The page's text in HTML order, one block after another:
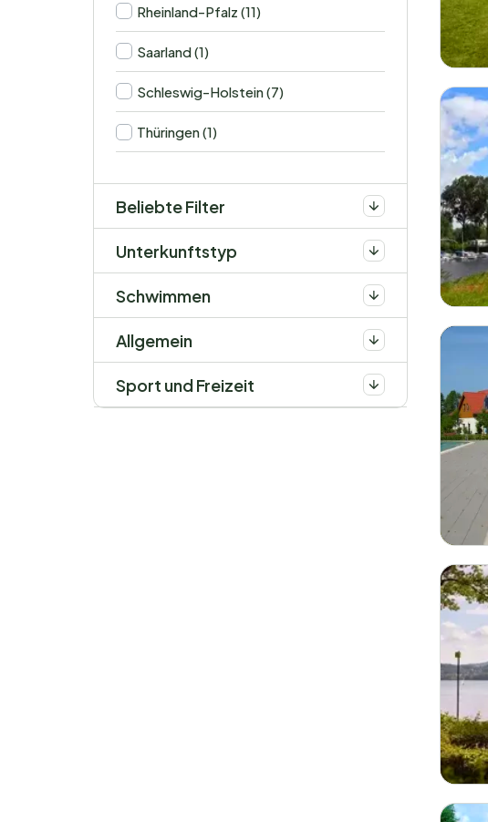
Rheinland-Pfalz (11)
Saarland (1)
Schleswig-Holstein (7)
Thüringen (1)
Beliebte Filter
Unterkunftstyp
Schwimmen
Allgemein
Sport und Freizeit